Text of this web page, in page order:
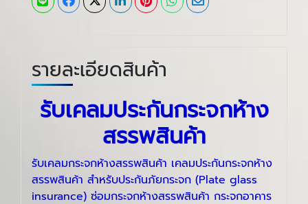
รายละเอียดสินค้า
รับเคลมประกันกระจกห้าง
สรรพสินค้า
รับเคลมกระจกห้างสรรพสินค้า เคลมประกันกระจกห้าง
สรรพสินค้า สำหรับประกันภัยกระจก (Plate glass
insurance) ซ่อมกระจกห้างสรรพสินค้า กระจกอาคาร